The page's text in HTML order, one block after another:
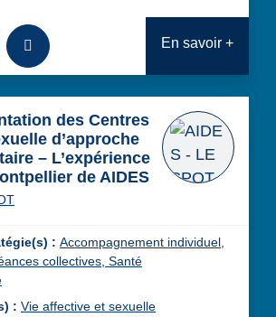
Consulter En savoir +
des Centres
d’approche
– L’expérience
de AIDES
: Accompagnement individuel,
collectives, Santé
: Vie affective et sexuelle